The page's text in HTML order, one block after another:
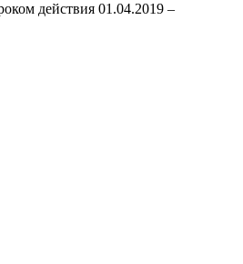
действия 01.04.2019 –